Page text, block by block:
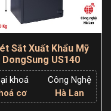
Sắt Xuất Khẩu Mỹ
DongSung US140
khoá
cơ
Công Nghệ
Hà Lan